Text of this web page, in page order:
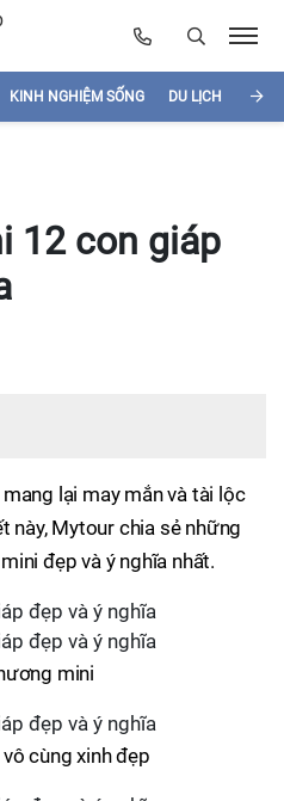
KINH NGHIỆM SỐNG DU LỊCH
12 con giáp
lại may mắn và tài lộc
này, Mytour chia sẻ những
đẹp và ý nghĩa nhất.
mini
cùng xinh đẹp